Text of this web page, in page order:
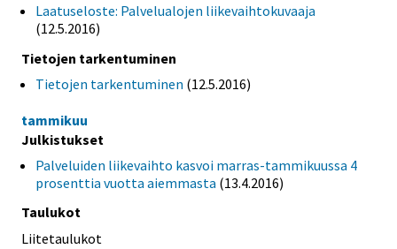
Laatuseloste: Palvelualojen liikevaihtokuvaaja
(12.5.2016)
Tietojen tarkentuminen
Tietojen tarkentuminen (12.5.2016)
tammikuu
Julkistukset
Palveluiden liikevaihto kasvoi marras-tammikuussa 4
prosenttia vuotta aiemmasta (13.4.2016)
Taulukot
Liitetaulukot